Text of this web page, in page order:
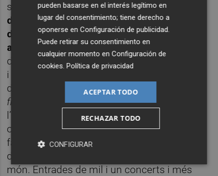
sense cura ni mirament.Amb els anys
descobrim grans antigalles posicionades,
des de fa dècades, al magatzem domèstic,
al mercat dels encants privat.Llibres
d’infantesa, llibres dels clàssics, d’aventures
i
destroyers i sentimentals. Un cabàs de
floppys, diskettes, cassettes,elsWalkmans
l’agenda Sony, l’iPod, un grapat de poemes...
objectes que fiquen el nas en la memòria i
fan sonar moments. Targetes postals
d’amics que ens estimen quan surten al
món. Entrades de mil i un concerts i més
pueden basarse en el interés legítimo en
lugar del consentimiento; tiene derecho a
oponerse enConfiguración de publicidad.
Puede retirar su consentimiento en
cualquier momento enConfiguración de
cookies.Política de privacidad
ACEPTAR TODO
RECHAZAR TODO
CONFIGURAR